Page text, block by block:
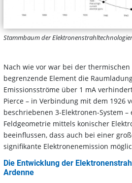
Stammbaum der
Nach wie vor war bei der thermischen
begrenzende Element die
Emissionsströme über 1 mA
Pierce – in Verbindung mit dem 1926
beschriebenen 3-Elektronen-System –
Feldgeometrie mittels konischer
beeinflussen, dass auch bei einer
signifikante Elektronenemission
Die Entwicklung der
Ardenne